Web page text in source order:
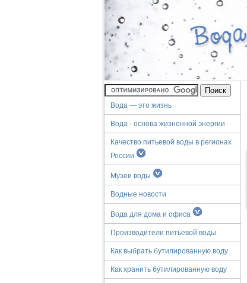
Вода — это жизнь
Вода - основа жизненной энергии
Качество питьевой воды в регионах
России
Музеи воды
Водные новости
Вода для дома и офиса
Производители питьевой воды
Как выбрать бутилированную воду
Как хранить бутилированную воду